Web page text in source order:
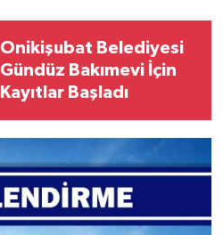
Onikişubat Belediyesi
Gündüz Bakımevi İçin
Kayıtlar Başladı